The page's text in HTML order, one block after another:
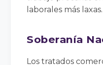
laborales más laxas.
Soberanía
Los tratados